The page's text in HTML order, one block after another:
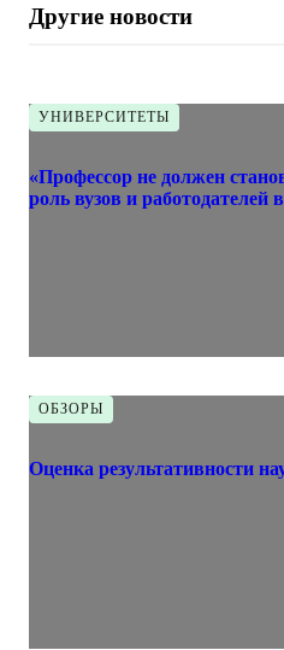
Другие новости
УНИВЕРСИТЕТЫ
«Профессор не должен
роль вузов и работодателей
ОБЗОРЫ
Оценка результативности